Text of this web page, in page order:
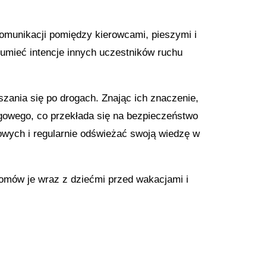
pomiędzy kierowcami, pieszymi i
intencje innych uczestników ruchu
się po drogach. Znając ich znaczenie,
co przekłada się na bezpieczeństwo
i regularnie odświeżać swoją wiedzę w
je wraz z dziećmi przed wakacjami i